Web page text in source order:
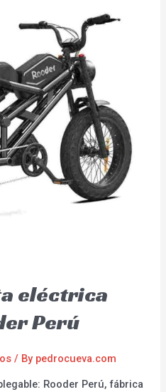
eléctrica
Perú
/ By pedrocueva.com
Rooder Perú, fábrica